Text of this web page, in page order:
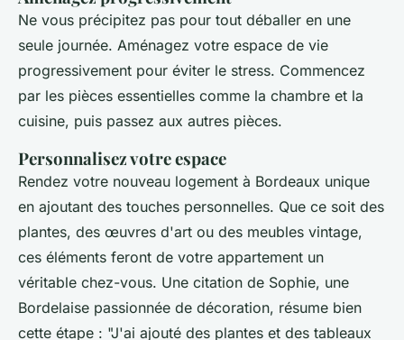
Ne vous précipitez pas pour tout déballer en une
seule journée. Aménagez votre espace de vie
progressivement pour éviter le stress. Commencez
par les pièces essentielles comme la chambre et la
cuisine, puis passez aux autres pièces.
Personnalisez votre espace
Rendez votre nouveau logement à Bordeaux unique
en ajoutant des touches personnelles. Que ce soit des
plantes, des œuvres d'art ou des meubles vintage,
ces éléments feront de votre appartement un
véritable chez-vous. Une citation de Sophie, une
Bordelaise passionnée de décoration, résume bien
cette étape : "J'ai ajouté des plantes et des tableaux